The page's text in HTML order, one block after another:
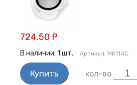
724.50 Р
В наличии: 1 шт. Артикул: MK114C
Купить кол-во